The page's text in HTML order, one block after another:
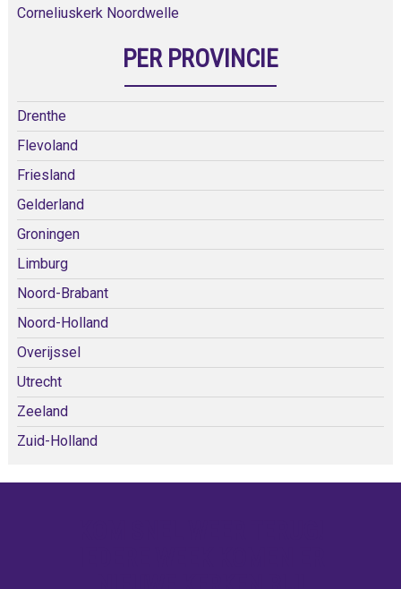
Corneliuskerk Noordwelle
PER PROVINCIE
Drenthe
Flevoland
Friesland
Gelderland
Groningen
Limburg
Noord-Brabant
Noord-Holland
Overijssel
Utrecht
Zeeland
Zuid-Holland